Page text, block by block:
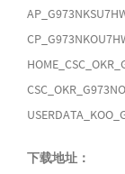
下载地址：